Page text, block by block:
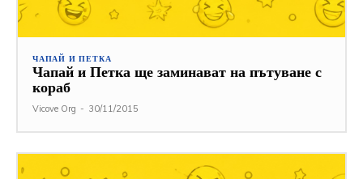
ЧАПАЙ И ПЕТКА
Чапай и Петка ще заминават на пътуване с
кораб
Vicove Org - 30/11/2015